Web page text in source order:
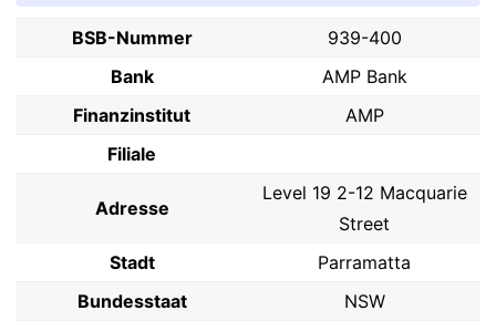
BSB-Nummer
939-400
Bank
AMP Bank
Finanzinstitut
AMP
Filiale
Adresse
Level 19 2-12 Macquarie
Street
Stadt
Parramatta
Bundesstaat
NSW